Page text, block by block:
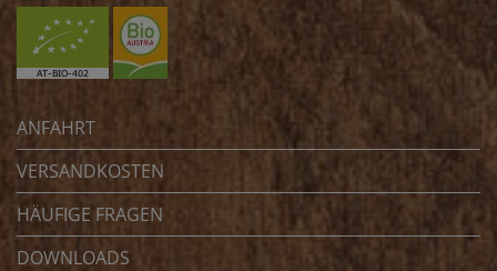
ANFAHRT
VERSANDKOSTEN
HÄUFIGE FRAGEN
DOWNLOADS